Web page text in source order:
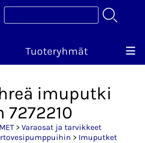
Tuoteryhmät
imuputki
7272210
> Varaosat ja tarvikkeet
> Imuputket